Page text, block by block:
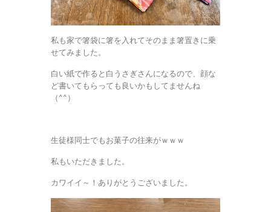
私も家で箸袋に箸を入れてそのまま箸置きに乗
せてみました。
白い紙で作ると白うさぎさんになるので、顔な
ど書いてもらっても良いかもしてませんね
（^^）
生徒様同士でもお菓子の往来がｗｗｗ
私もいただきました。
カワイイ～！ありがとうございました。